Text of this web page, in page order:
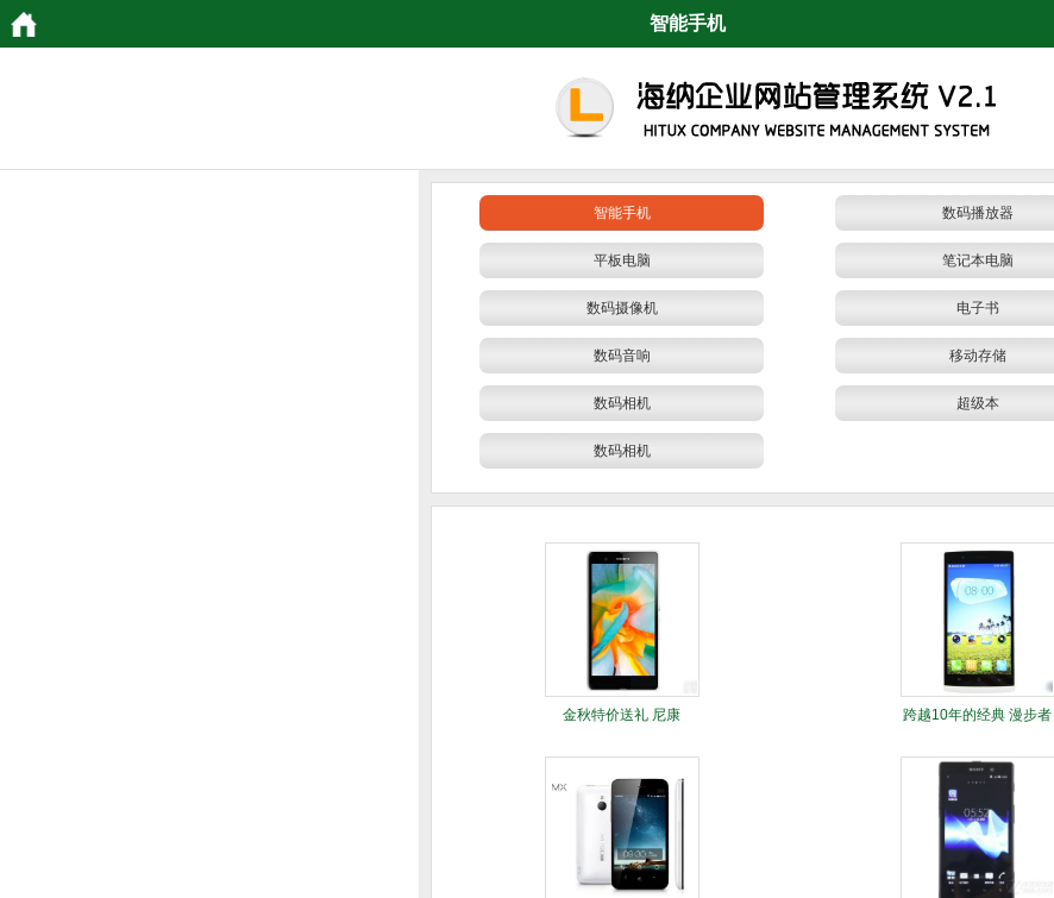
智能手机
智能手机 数码播放器
平板电脑 笔记本电脑
数码摄像机 电子书
数码音响 移动存储
数码相机 超级本
数码相机
金秋特价送礼 尼康
4K1
跨越10年的经典 漫步者